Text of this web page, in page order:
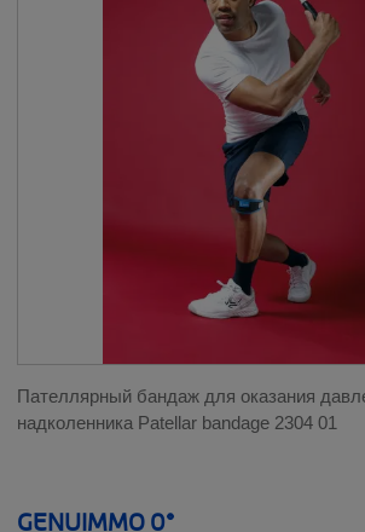
ЗАПЯСТЬЕ И БОЛЬШОЙ
ПЛЕЧО И ЛОКОТЬ
__SHOW
ЛИНЕЙКИ ПРОДУКЦИИ
__SHOW
THUASNE SPORT
Пателлярный бандаж для оказания
надколенника Patellar bandage 2304 01